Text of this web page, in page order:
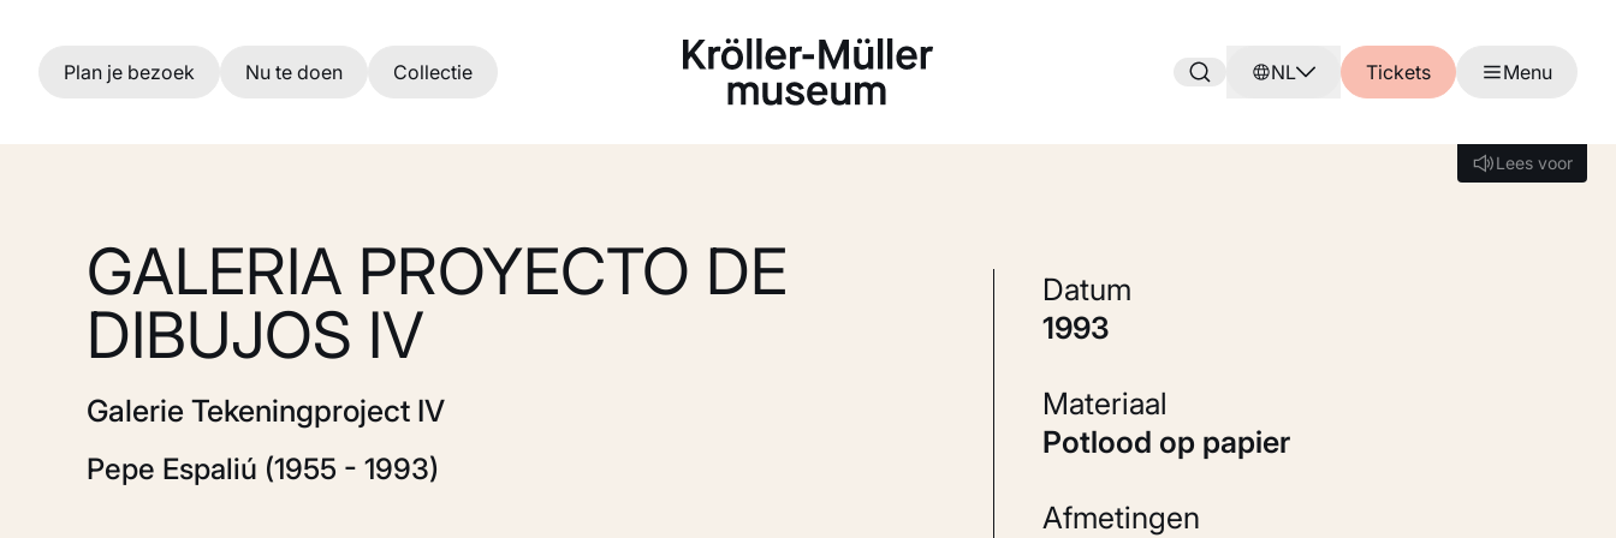
Ga naar hoofdinhoud
Plan je bezoek Nu te doen Collectie NL Tickets Menu
Lees voor
Lees voor
GALERIA PROYECTO DE
DIBUJOS IV
Galerie Tekeningproject IV
Pepe Espaliú (1955 - 1993)
Datum
1993
Materiaal
Potlood op papier
Afmetingen